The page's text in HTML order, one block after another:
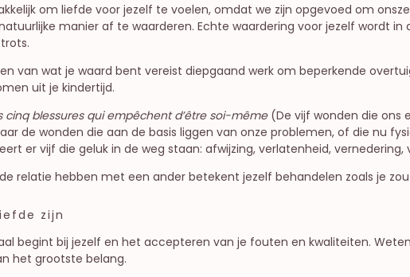
om liefde voor jezelf te voelen, omdat we zijn opgevoed om
manier af te waarderen. Echte waardering voor jezelf wordt
van wat je waard bent vereist diepgaand werk om beperkende
uit je kindertijd.
cinq blessures qui empêchent d’être soi-même(De vijf wonden die ons
de wonden die aan de basis liggen van onze problemen, of die nu
er vijf die geluk in de weg staan: afwijzing, verlatenheid, vernedering,
relatie hebben met een ander betekent jezelf behandelen zoals je
zijn
begint bij jezelf en het accepteren van je fouten en kwaliteiten.
het grootste belang.